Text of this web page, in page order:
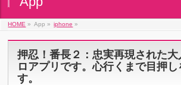
HOME » App » iphone »
押忍！番長２：忠実再現された
ロアプリです。心行くまで目押し
す。